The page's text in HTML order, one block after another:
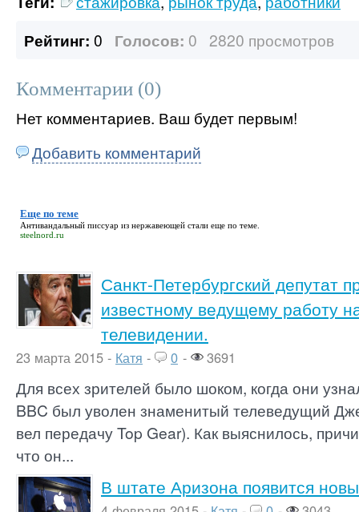
Рейтинг: 0 Голосов: 0 2820 просмотров
Комментарии (0)
Нет комментариев. Ваш будет первым!
Добавить комментарий
Еще по теме
Антивандальный писсуар из нержавеющей стали еще по теме
steelnord.ru
Санкт-Петербургский депутат
известному ведущему работу
телевидении.
23 марта 2015 - Катя - 0 - 3691
Для всех зрителей было шоком, когда они
BBC был уволен знаменитый телеведущий
вел передачу Top Gear). Как выяснилось,
что он...
В штате Аризона появится